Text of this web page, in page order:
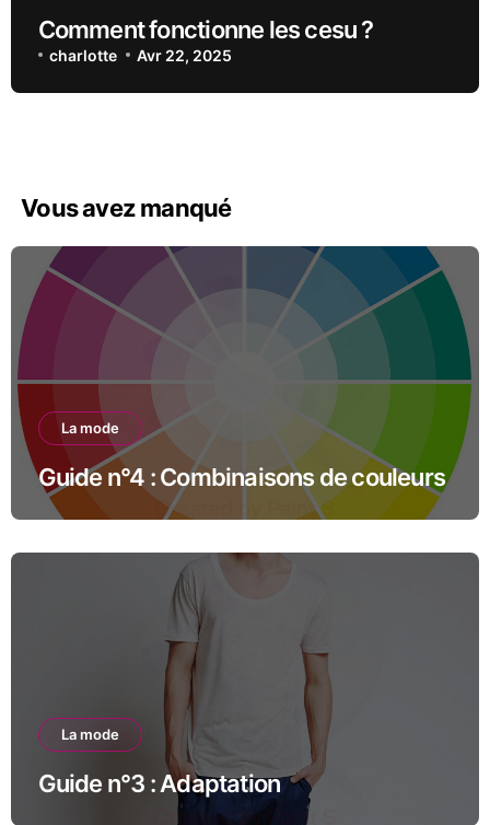
Comment fonctionne les cesu ?
charlotte Avr 22, 2025
Vous avez manqué
La mode
Guide n°4 : Combinaisons de couleurs
La mode
Guide n°3 : Adaptation